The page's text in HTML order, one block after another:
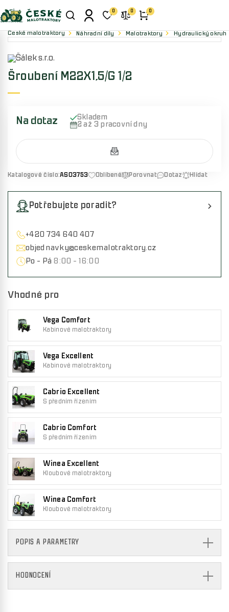
0 0 0
České malotraktory Náhradní díly Malotraktory Hydraulický okruh
Šroubení M22X1,5/G 1/2
Na dotaz
Skladem
2 až 3 pracovní dny
Katalogové číslo:AS03753 Oblíbené Porovnat Dotaz Hlídat
Potřebujete poradit?
+420 734 640 407
objednavky@ceskemalotraktory.cz
Po - Pá 8:00 - 16:00
Vhodné pro
Vega Comfort
Kabinové malotraktory
Vega Excellent
Kabinové malotraktory
Cabrio Excellent
S předním řízením
Cabrio Comfort
S předním řízením
Winea Excellent
Kloubové malotraktory
Winea Comfort
Kloubové malotraktory
POPIS A PARAMETRY
HODNOCENÍ